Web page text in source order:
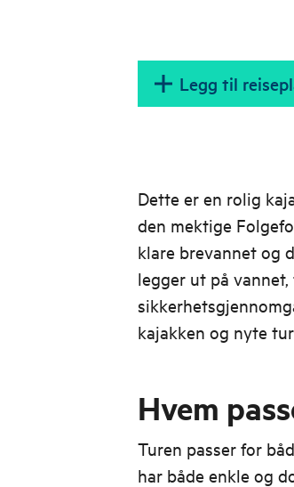
Legg til
Dette er en rolig
den mektige
klare brevannet og
legger ut på
kajakken og nyte
Hvem
Turen passer for
har både enkle og